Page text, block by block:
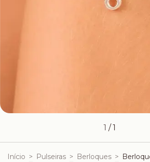
1 /1
Início > Pulseiras > Berloques >